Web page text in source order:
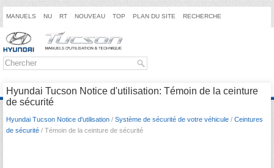
MANUELS NU RT NOUVEAU TOP PLAN DU SITE RECHERCHE
Hyundai Tucson Notice d'utilisation: Témoin de la ceinture
de sécurité
Hyundai Tucson Notice d'utilisation / Système de sécurité de votre véhicule / Ceintures
de sécurité / Témoin de la ceinture de sécurité